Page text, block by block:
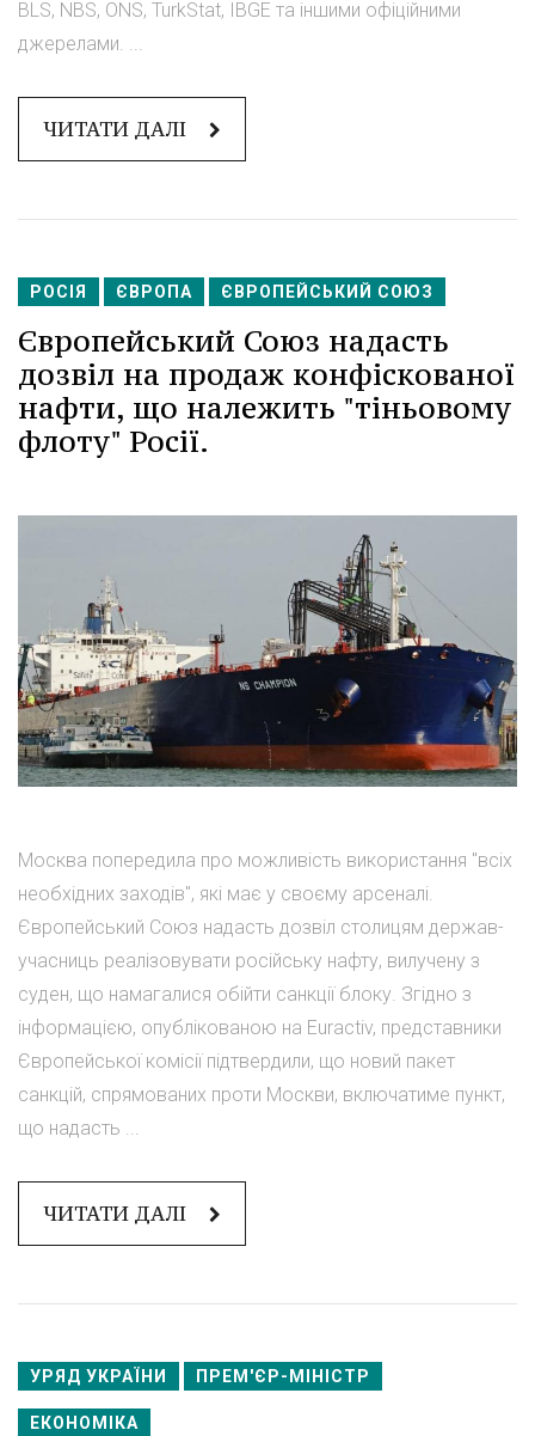
BLS, NBS, ONS, TurkStat, IBGE та іншими офіційними
джерелами. ...
ЧИТАТИ ДАЛІ
РОСІЯ ЄВРОПА ЄВРОПЕЙСЬКИЙ СОЮЗ
Європейський Союз надасть
дозвіл на продаж конфіскованої
нафти, що належить "тіньовому
флоту" Росії.
Москва попередила про можливість використання "всіх
необхідних заходів", які має у своєму арсеналі.
Європейський Союз надасть дозвіл столицям держав-
учасниць реалізовувати російську нафту, вилучену з
суден, що намагалися обійти санкції блоку. Згідно з
інформацією, опублікованою на Euractiv, представники
Європейської комісії підтвердили, що новий пакет
санкцій, спрямованих проти Москви, включатиме пункт,
що надасть ...
ЧИТАТИ ДАЛІ
УРЯД УКРАЇНИ ПРЕМ'ЄР-МІНІСТР
ЕКОНОМІКА